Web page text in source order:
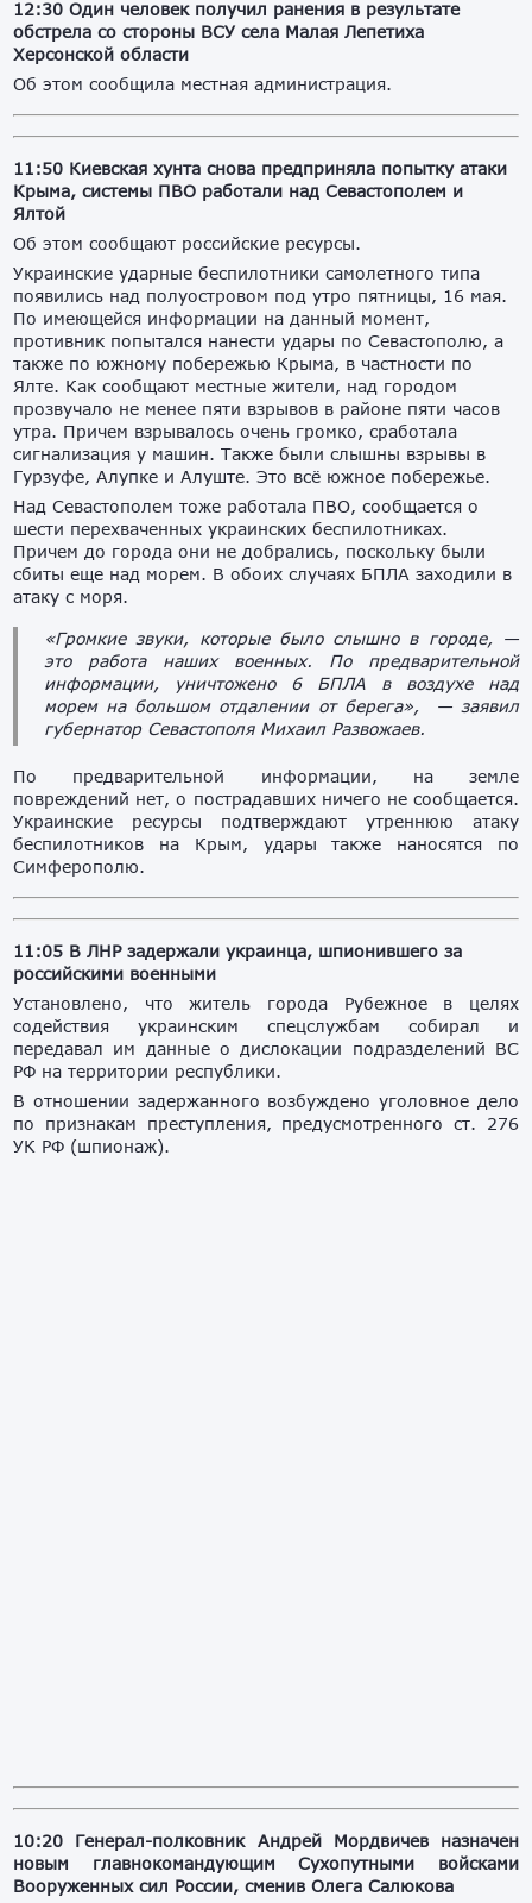
12:30 Один человек получил ранения в результате
обстрела со стороны ВСУ села Малая Лепетиха
Херсонской области
Об этом сообщила местная администрация.
11:50 Киевская хунта снова предприняла попытку атаки
Крыма, системы ПВО работали над Севастополем и
Ялтой
Об этом сообщают российские ресурсы.
Украинские ударные беспилотники самолетного типа
появились над полуостровом под утро пятницы, 16 мая.
По имеющейся информации на данный момент,
противник попытался нанести удары по Севастополю, а
также по южному побережью Крыма, в частности по
Ялте. Как сообщают местные жители, над городом
прозвучало не менее пяти взрывов в районе пяти часов
утра. Причем взрывалось очень громко, сработала
сигнализация у машин. Также были слышны взрывы в
Гурзуфе, Алупке и Алуште. Это всё южное побережье.
Над Севастополем тоже работала ПВО, сообщается о
шести перехваченных украинских беспилотниках.
Причем до города они не добрались, поскольку были
сбиты еще над морем. В обоих случаях БПЛА заходили в
атаку с моря.
«Громкие звуки, которые было слышно в городе, —
это работа наших военных. По предварительной
информации, уничтожено 6 БПЛА в воздухе над
морем на большом отдалении от берега», — заявил
губернатор Севастополя Михаил Развожаев.
По предварительной информации, на земле
повреждений нет, о пострадавших ничего не сообщается.
Украинские ресурсы подтверждают утреннюю атаку
беспилотников на Крым, удары также наносятся по
Симферополю.
11:05 В ЛНР задержали украинца, шпионившего за
российскими военными
Установлено, что житель города Рубежное в целях
содействия украинским спецслужбам собирал и
передавал им данные о дислокации подразделений ВС
РФ на территории республики.
В отношении задержанного возбуждено уголовное дело
по признакам преступления, предусмотренного ст. 276
УК РФ (шпионаж).
10:20 Генерал-полковник Андрей Мордвичев назначен
новым главнокомандующим Сухопутными войсками
Вооруженных сил России, сменив Олега Салюкова